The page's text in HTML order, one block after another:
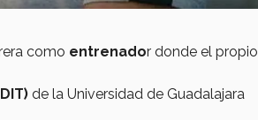
como entrenador donde el propio
de la Universidad de Guadalajara